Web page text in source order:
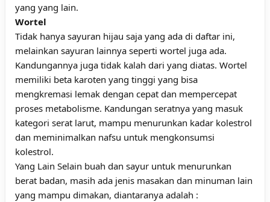
yang yang lain.
Wortel
Tidak hanya sayuran hijau saja yang ada di daftar ini,
melainkan sayuran lainnya seperti wortel juga ada.
Kandungannya juga tidak kalah dari yang diatas. Wortel
memiliki beta karoten yang tinggi yang bisa
mengkremasi lemak dengan cepat dan mempercepat
proses metabolisme. Kandungan seratnya yang masuk
kategori serat larut, mampu menurunkan kadar kolestrol
dan meminimalkan nafsu untuk mengkonsumsi
kolestrol.
Yang Lain Selain buah dan sayur untuk menurunkan
berat badan, masih ada jenis masakan dan minuman lain
yang mampu dimakan, diantaranya adalah :